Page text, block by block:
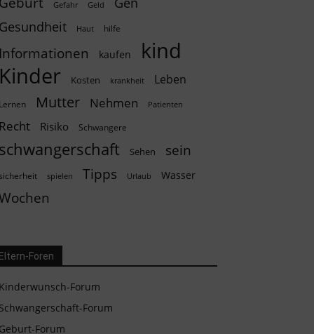
Gefahr Geld
Haut hilfe
kaufen kind
Kosten krankheit Leben
Mutter Nehmen Patienten
Risiko Schwangere
Sehen sein
spielen Tipps Urlaub Wasser
Foren
Forum
Forum
Forum